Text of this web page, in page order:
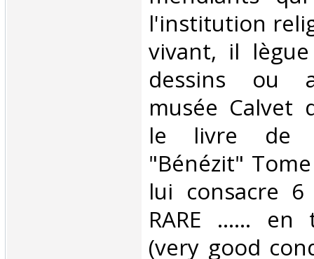
l'institution
vivant, il
dessins ou
musée Calvet
le livre de
"Bénézit"
lui consacre 6
RARE ......
(very good